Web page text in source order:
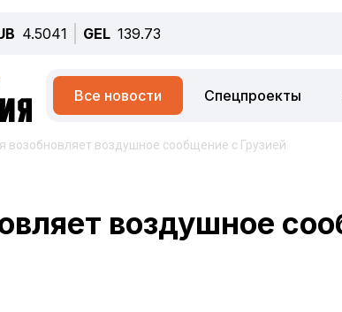
4.5041 GEL 139.73
Все новости Спецпроекты
возобновляет воздушное сообщение с Грузией
воздушное